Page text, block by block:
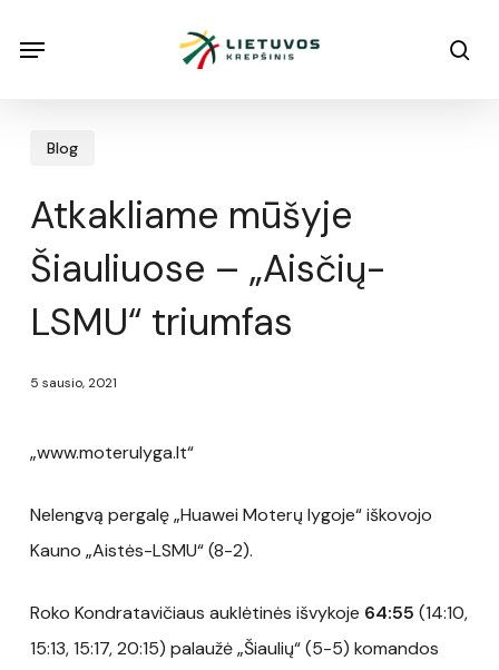
Menu
Blog
Atkakliame mūšyje
Šiauliuose – „Aisčių-
LSMU“ triumfas
5 sausio, 2021
„www.moterulyga.lt“
Nelengvą pergalę „Huawei Moterų lygoje“ iškovojo
Kauno „Aistės-LSMU“ (8-2).
Roko Kondratavičiaus auklėtinės išvykoje 64:55 (14:10,
15:13, 15:17, 20:15) palaužė „Šiaulių“ (5-5) komandos